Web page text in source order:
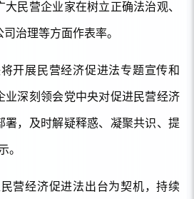
民营企业家在树立正确法治观、
治理等方面作表率。
开展民营经济促进法专题宣传和
业深刻领会党中央对促进民营经济
署，及时解疑释惑、凝聚共识、提
。
营经济促进法出台为契机，持续